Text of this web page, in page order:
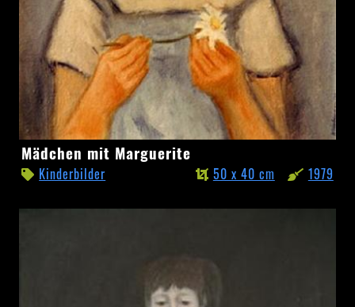
Mädchen
mit
Marguerite
Mädchen mit Marguerite
Kinderbilder 1979
50 x 40 cm